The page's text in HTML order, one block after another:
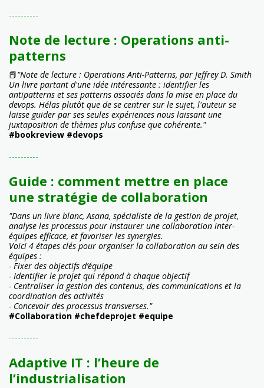
----------
Note de lecture : Operations anti-
patterns
📕"Note de lecture : Operations Anti-Patterns, par Jeffrey D. Smith
Un livre partant d'une idée intéressante : identifier les
antipatterns et ses patterns associés dans la mise en place du
devops. Hélas plutôt que de se centrer sur le sujet, l'auteur se
laisse guider par ses seules expériences nous laissant une
juxtaposition de thèmes plus confuse que cohérente."
#bookreview #devops
----------
Guide : comment mettre en place
une stratégie de collaboration
"Dans un livre blanc, Asana, spécialiste de la gestion de projet,
analyse les processus pour instaurer une collaboration inter-
équipes efficace, et favoriser les synergies.
Voici 4 étapes clés pour organiser la collaboration au sein des
équipes :
- Fixer des objectifs d’équipe
- Identifier le projet qui répond à chaque objectif
- Centraliser la gestion des contenus, des communications et la
coordination des activités
- Concevoir des processus transverses."
#Collaboration #chefdeprojet #equipe
----------
Adaptive IT : l’heure de
l’industrialisation